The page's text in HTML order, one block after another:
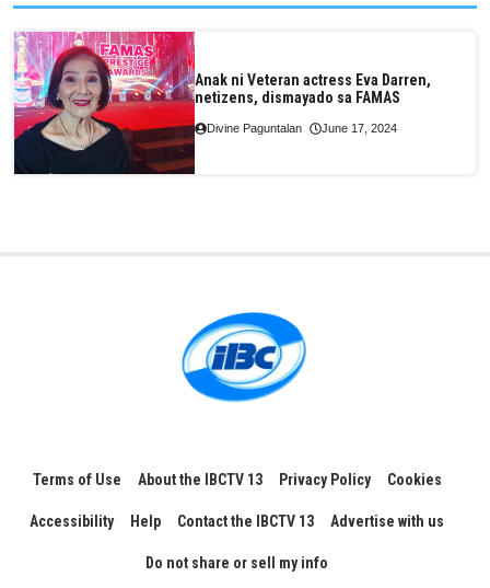
Anak ni Veteran actress Eva Darren,
netizens, dismayado sa FAMAS
Divine Paguntalan June 17, 2024
Terms of Use About the IBCTV 13 Privacy Policy Cookies
Accessibility Help Contact the IBCTV 13 Advertise with us
Do not share or sell my info